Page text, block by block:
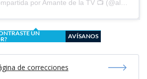
UN
AVÍSANOS
de correcciones